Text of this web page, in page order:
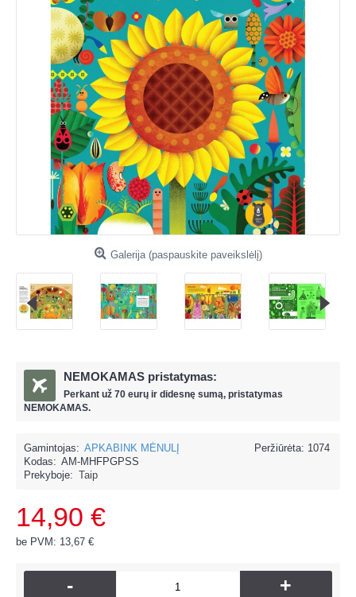
Galerija (paspauskite paveikslėlį)
NEMOKAMAS pristatymas:
Perkant už 70 eurų ir didesnę sumą, pristatymas
NEMOKAMAS.
Peržiūrėta: 1074
Gamintojas: APKABINK MĖNULĮ
Kodas: AM-MHFPGPSS
Prekyboje: Taip
14,90 €
be PVM: 13,67 €
- +